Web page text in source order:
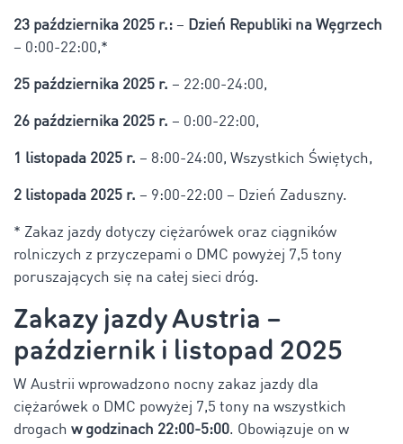
23 października 2025 r.: – Dzień Republiki na Węgrzech
– 0:00-22:00,*
25 października 2025 r. – 22:00-24:00,
26 października 2025 r. – 0:00-22:00,
1 listopada 2025 r. – 8:00-24:00, Wszystkich Świętych,
2 listopada 2025 r. – 9:00-22:00 – Dzień Zaduszny.
* Zakaz jazdy dotyczy ciężarówek oraz ciągników
rolniczych z przyczepami o DMC powyżej 7,5 tony
poruszających się na całej sieci dróg.
Zakazy jazdy Austria –
październik i listopad 2025
W Austrii wprowadzono nocny zakaz jazdy dla
ciężarówek o DMC powyżej 7,5 tony na wszystkich
drogach w godzinach 22:00-5:00. Obowiązuje on w